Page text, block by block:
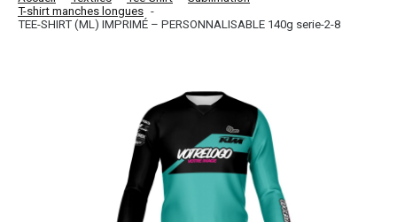
T-shirt manches longues
TEE-SHIRT (ML) IMPRIMÉ – PERSONNALISABLE 140g serie-2-8